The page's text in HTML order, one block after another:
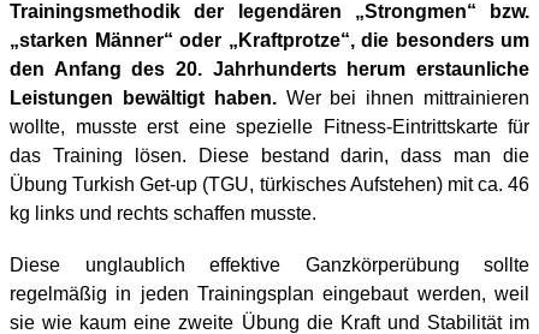
Trainingsmethodik der legendären „Strongmen“ bzw.
„starken Männer“ oder „Kraftprotze“, die besonders um
den Anfang des 20. Jahrhunderts herum erstaunliche
Leistungen bewältigt haben.Wer bei ihnen mittrainieren
wollte, musste erst eine spezielle Fitness-Eintrittskarte für
das Training lösen. Diese bestand darin, dass man die
Übung Turkish Get-up (TGU, türkisches Aufstehen) mit ca. 46
kg links und rechts schaffen musste.
Diese unglaublich effektive Ganzkörperübung sollte
regelmäßig in jeden Trainingsplan eingebaut werden, weil
sie wie kaum eine zweite Übung die Kraft und Stabilität im